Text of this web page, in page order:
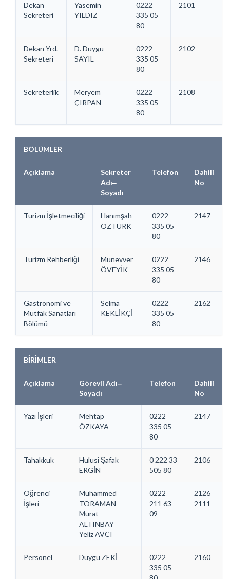
Dekan
Sekreteri
Yasemin
YILDIZ
0222
335 05
80
2101
Dekan Yrd.
Sekreteri
D. Duygu
SAYIL
0222
335 05
80
2102
Sekreterlik
Meryem
ÇIRPAN
0222
335 05
80
2108
BÖLÜMLER
Açıklama
Sekreter
Adı‒
Soyadı
Telefon
Dahili
No
Turizm İşletmeciliği
Hanımşah
ÖZTÜRK
0222
335 05
80
2147
Turizm Rehberliği
Münevver
ÖVEYİK
0222
335 05
80
2146
Gastronomi ve
Mutfak Sanatları
Bölümü
Selma
KEKLİKÇİ
0222
335 05
80
2162
BİRİMLER
Açıklama
Görevli Adı‒
Soyadı
Telefon
Dahili
No
Yazı İşleri
Mehtap
ÖZKAYA
0222
335 05
80
2147
Tahakkuk
Hulusi Şafak
ERGİN
0 222 33
505 80
2106
Öğrenci
İşleri
Muhammed
TORAMAN
Murat
ALTINBAY
Yeliz AVCI
0222
211 63
09
2126
2111
Personel Duygu ZEKİ
0222
335 05
2160